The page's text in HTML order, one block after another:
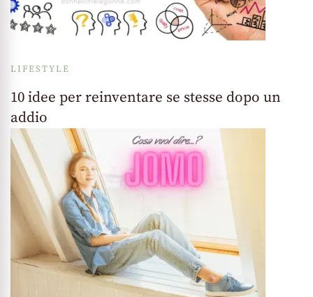
LIFESTYLE
10 idee per reinventare se stesse dopo un
addio